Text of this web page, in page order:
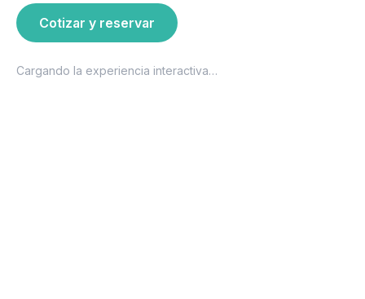
Cotizar y reservar
Cargando la experiencia interactiva…